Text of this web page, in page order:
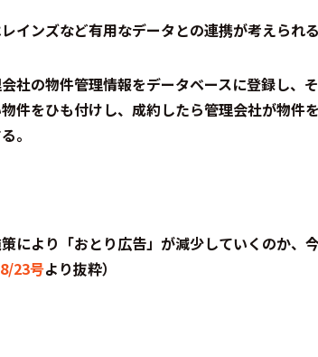
インズなど有用なデータとの連携が考えられる
社の物件管理情報をデータベースに登録し、
件をひも付けし、成約したら管理会社が物件
。
により「おとり広告」が減少していくのか、
23号より抜粋）